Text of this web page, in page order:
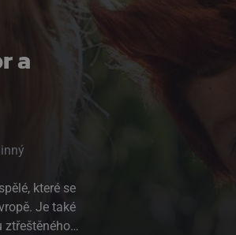
a
které se
Je také
ztřeštěného